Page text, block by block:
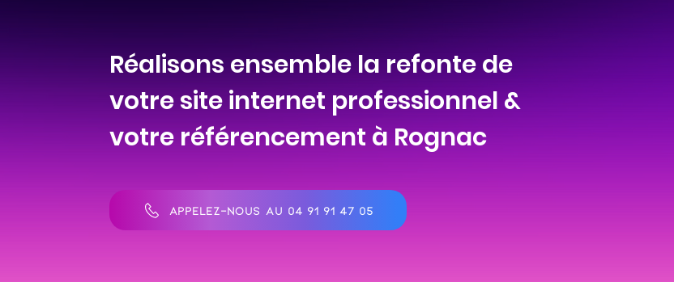
Réalisons ensemble la refonte de
votre site internet professionnel &
votre référencement à Rognac
APPELEZ-NOUS AU 04 91 91 47 05